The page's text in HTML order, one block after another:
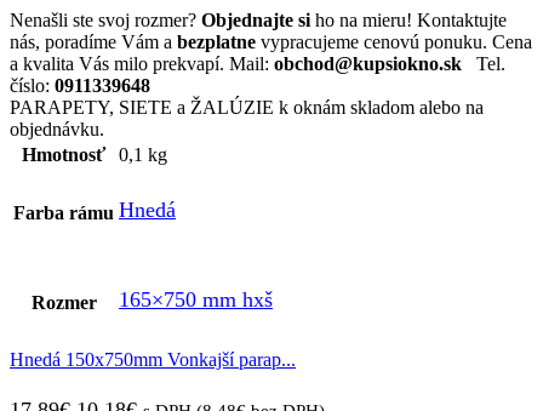
Nenašli ste svoj rozmer? Objednajte si ho na mieru! Kontaktujte
nás, poradíme Vám a bezplatne vypracujeme cenovú ponuku. Cena
a kvalita Vás milo prekvapí. Mail: obchod@kupsiokno.sk Tel.
číslo: 0911339648
PARAPETY, SIETE a ŽALÚZIE k oknám skladom alebo na
objednávku.
Hmotnosť
0,1 kg
Farba rámu Hnedá
Rozmer 165×750 mm hxš
Hnedá 150x750mm Vonkajší parap...